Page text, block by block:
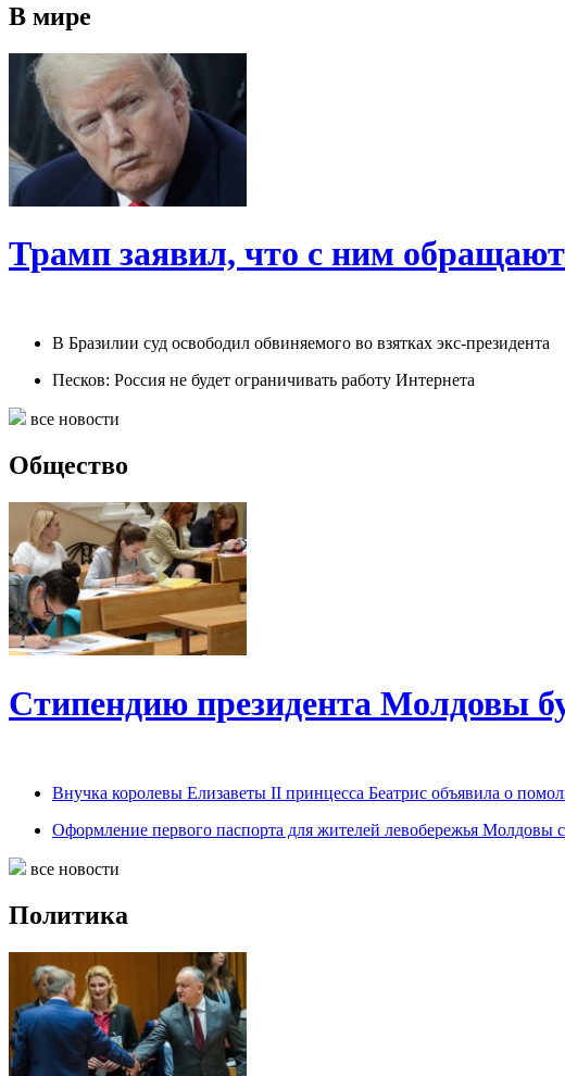
В мире
Трамп заявил, что с ним
В Бразилии суд освободил обвиняемого во взятках экс-президента
Песков: Россия не будет ограничивать работу Интернета
все новости
Общество
Стипендию президента Молдовы
Внучка королевы Елизаветы II принцесса Беатрис объявила о
Оформление первого паспорта для жителей левобережья Молдовы
все новости
Политика